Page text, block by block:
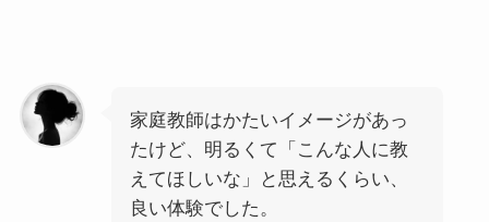
家庭教師はかたいイメージがあっ
たけど、明るくて「こんな人に教
えてほしいな」と思えるくらい、
良い体験でした。